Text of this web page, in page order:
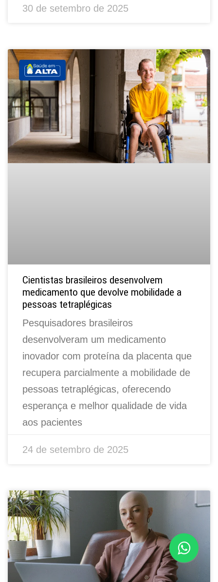
30 de setembro de 2025
Cientistas brasileiros desenvolvem
medicamento que devolve mobilidade a
pessoas tetraplégicas
Pesquisadores brasileiros
desenvolveram um medicamento
inovador com proteína da placenta que
recupera parcialmente a mobilidade de
pessoas tetraplégicas, oferecendo
esperança e melhor qualidade de vida
aos pacientes
24 de setembro de 2025